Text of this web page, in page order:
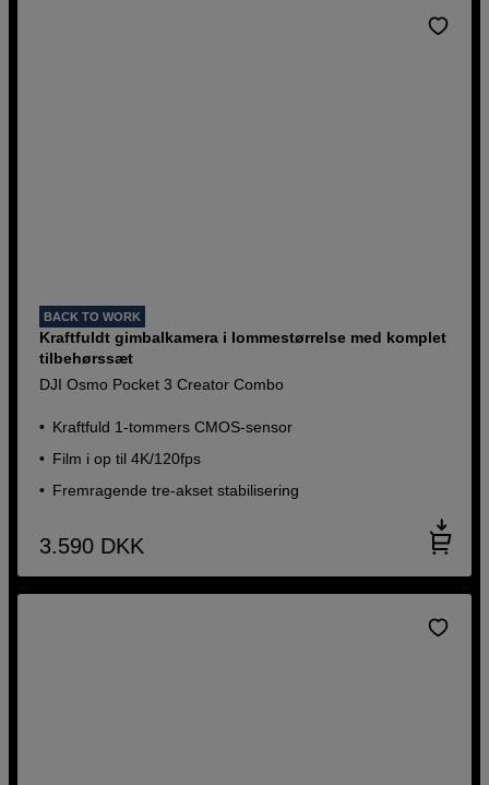
BACK TO WORK
Kraftfuldt gimbalkamera i lommestørrelse med komplet
tilbehørssæt
DJI Osmo Pocket 3 Creator Combo
Kraftfuld 1-tommers CMOS-sensor
Film i op til 4K/120fps
Fremragende tre-akset stabilisering
3.590 DKK